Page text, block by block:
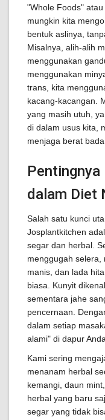
"Whole Foods"
mungkin kita
bentuk aslinya,
Misalnya, alih-alih
menggunakan
menggunakan
trans, kita
kacang-kacangan.
yang masih utuh,
di dalam usus kita,
menjaga berat
Pentingnya
dalam Diet
Salah satu kunci
Josplantkitchen
segar dan herbal.
menggugah selera,
manis, dan lada
biasa. Kunyit
sementara jahe
pencernaan.
dalam setiap
alami" di dapur
Kami sering
menanam herbal
kemangi, daun
herbal yang baru
segar yang tidak